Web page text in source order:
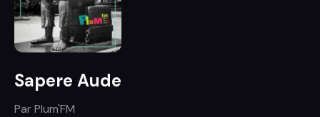
Sapere Aude
ParPlum'FM